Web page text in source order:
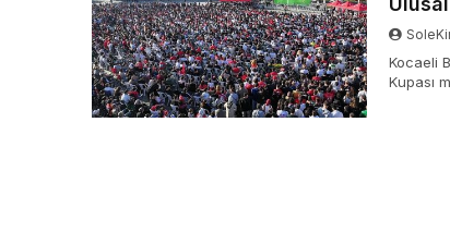
Kocaeli
Kupası